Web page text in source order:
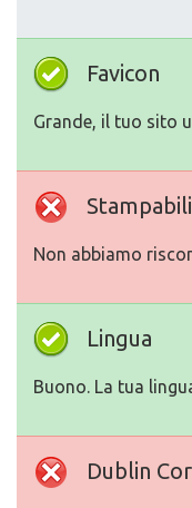
Favicon
Grande, il tuo sito
Non abbiamo
Lingua
Buono. La tua
Dublin